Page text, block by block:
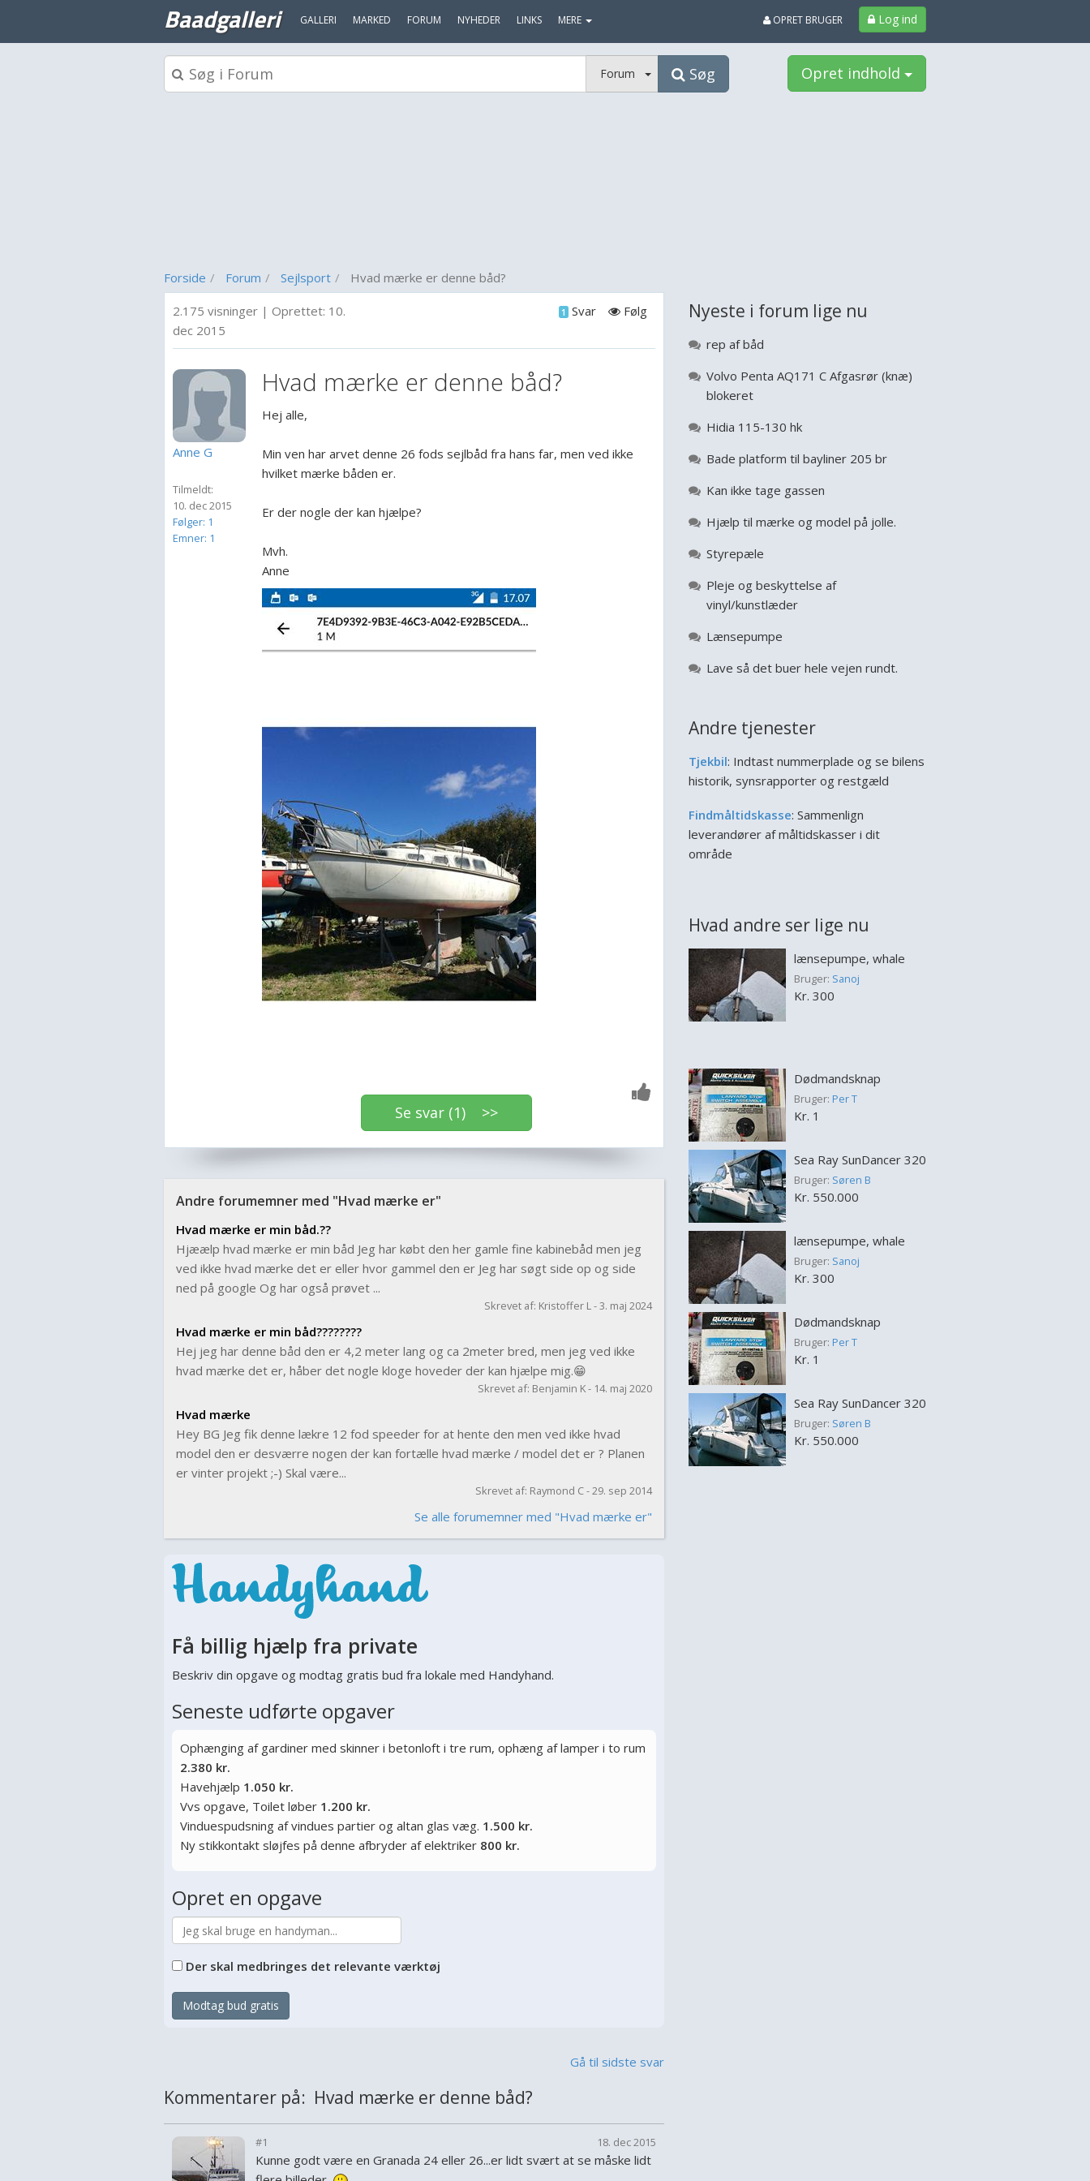
Baadgalleri GALLERI MARKED FORUM NYHEDER LINKS MERE Log ind
OPRET BRUGER
Forum Søg Opret indhold
Forside Forum Sejlsport Hvad mærke er denne båd?
2.175 visninger | Oprettet: 10.
dec 2015
Følg
1 Svar
Anne G
Tilmeldt:
10. dec 2015
Følger: 1
Emner: 1
Hvad mærke er denne båd?
Hej alle,
Min ven har arvet denne 26 fods sejlbåd fra hans far, men ved ikke
hvilket mærke båden er.
Er der nogle der kan hjælpe?
Mvh.
Anne
Se svar (1) >>
Andre forumemner med "Hvad mærke er"
Hvad mærke er min båd.??
Hjæælp hvad mærke er min båd Jeg har købt den her gamle fine kabinebåd men jeg
ved ikke hvad mærke det er eller hvor gammel den er Jeg har søgt side op og side
ned på google Og har også prøvet ...
Skrevet af: Kristoffer L - 3. maj 2024
Hvad mærke er min båd????????
Hej jeg har denne båd den er 4,2 meter lang og ca 2meter bred, men jeg ved ikke
hvad mærke det er, håber det nogle kloge hoveder der kan hjælpe mig.😁
Skrevet af: Benjamin K - 14. maj 2020
Hvad mærke
Hey BG Jeg fik denne lækre 12 fod speeder for at hente den men ved ikke hvad
model den er desværre nogen der kan fortælle hvad mærke / model det er ? Planen
er vinter projekt ;-) Skal være...
Skrevet af: Raymond C - 29. sep 2014
Se alle forumemner med "Hvad mærke er"
Få billig hjælp fra private
Beskriv din opgave og modtag gratis bud fra lokale med Handyhand.
Seneste udførte opgaver
Ophænging af gardiner med skinner i betonloft i tre rum, ophæng af lamper i to rum
2.380 kr.
Havehjælp 1.050 kr.
Vvs opgave, Toilet løber 1.200 kr.
Vinduespudsning af vindues partier og altan glas væg. 1.500 kr.
Ny stikkontakt sløjfes på denne afbryder af elektriker 800 kr.
Opret en opgave
Der skal medbringes det relevante værktøj
Modtag bud gratis
Gå til sidste svar
Kommentarer på: Hvad mærke er denne båd?
#1 18. dec 2015
Kunne godt være en Granada 24 eller 26...er lidt svært at se måske lidt
Nyeste i forum lige nu
rep af båd
Volvo Penta AQ171 C Afgasrør (knæ)
blokeret
Hidia 115-130 hk
Bade platform til bayliner 205 br
Kan ikke tage gassen
Hjælp til mærke og model på jolle.
Styrepæle
Pleje og beskyttelse af
vinyl/kunstlæder
Lænsepumpe
Lave så det buer hele vejen rundt.
Andre tjenester
Tjekbil: Indtast nummerplade og se bilens
historik, synsrapporter og restgæld
Findmåltidskasse: Sammenlign
leverandører af måltidskasser i dit
område
Hvad andre ser lige nu
lænsepumpe, whale
Bruger: Sanoj
Kr. 300
Dødmandsknap
Bruger: Per T
Kr. 1
Sea Ray SunDancer 320
Bruger: Søren B
Kr. 550.000
lænsepumpe, whale
Bruger: Sanoj
Kr. 300
Dødmandsknap
Bruger: Per T
Kr. 1
Sea Ray SunDancer 320
Bruger: Søren B
Kr. 550.000